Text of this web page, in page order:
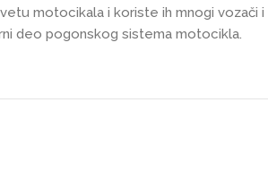
motocikala i koriste ih mnogi vozači
deo pogonskog sistema motocikla.